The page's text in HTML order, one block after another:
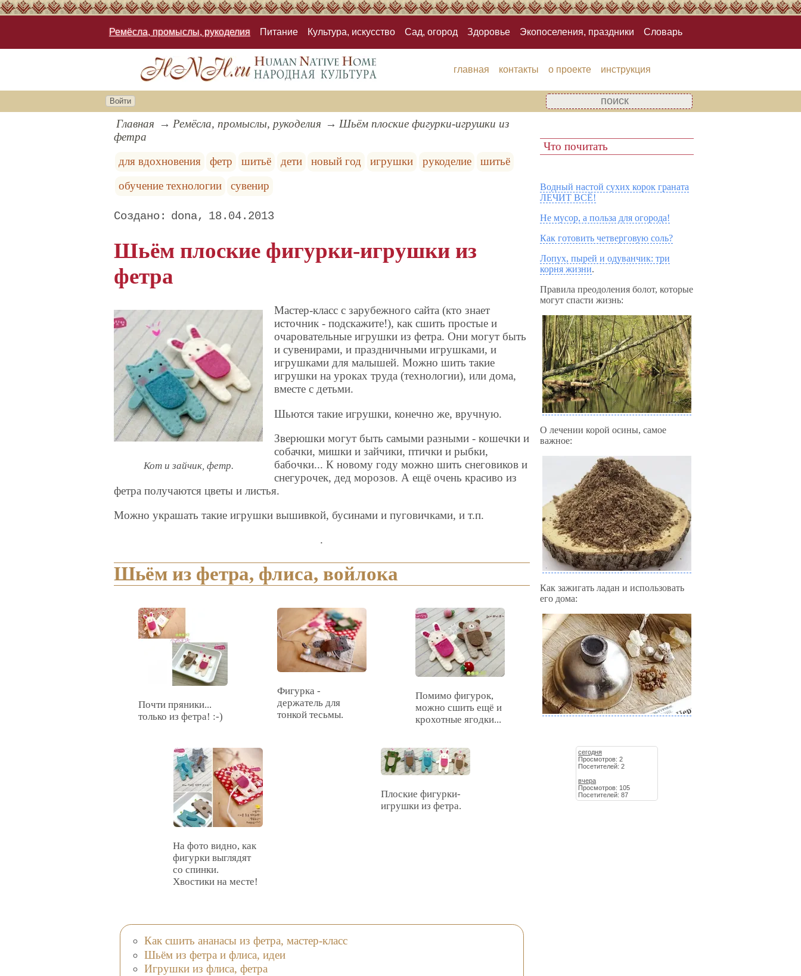
Ремёсла, промыслы, рукоделия Питание Культура, искусство Сад, огород Здоровье Экопоселения, праздники Словарь
главная контакты о проекте инструкция
Войти
Главная Ремёсла, промыслы, рукоделия
Шьём плоские фигурки-игрушки из
фетра
для вдохновения
фетр шитьё дети новый год игрушки рукоделие
шитьё
обучение технологии
сувенир
dona 18.04.2013
Шьём плоские фигурки-игрушки из
фетра
Кот и зайчик, фетр.
Мастер-класс с зарубежного сайта (кто знает
источник - подскажите!), как сшить простые и
очаровательные игрушки из фетра. Они могут быть
и сувенирами, и праздничными игрушками, и
игрушками для малышей. Можно шить такие
игрушки на уроках труда (технологии), или дома,
вместе с детьми.
Шьются такие игрушки, конечно же, вручную.
Зверюшки могут быть самыми разными - кошечки и
собачки, мишки и зайчики, птички и рыбки,
бабочки... К новому году можно шить снеговиков и
снегурочек, дед морозов. А ещё очень красиво из
фетра получаются цветы и листья.
Можно украшать такие игрушки вышивкой, бусинами и пуговичками, и т.п.
.
Шьём из фетра, флиса, войлока
Почти пряники...
только из фетра! :-)
Фигурка -
держатель для
тонкой тесьмы.
Помимо фигурок,
можно сшить ещё и
крохотные ягодки...
На фото видно, как
фигурки выглядят
со спинки.
Хвостики на месте!
Плоские фигурки-
игрушки из фетра.
Как сшить ананасы из фетра, мастер-класс
Шьём из фетра и флиса, идеи
Игрушки из флиса, фетра
Что почитать
Водный настой сухих корок граната
ЛЕЧИТ ВСЁ!
Не мусор, а польза для огорода!
Как готовить четверговую соль?
Лопух, пырей и одуванчик: три
корня жизни.
Правила преодоления болот, которые
могут спасти жизнь:
О лечении корой осины, самое
важное:
Как зажигать ладан и использовать
его дома:
сегодня
Просмотров: 2
Посетителей: 2
вчера
Просмотров: 105
Посетителей: 87